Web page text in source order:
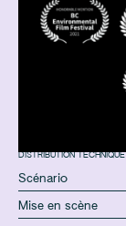
DISTRIBUTION TECHNIQUE
Scénario
Mise en scène